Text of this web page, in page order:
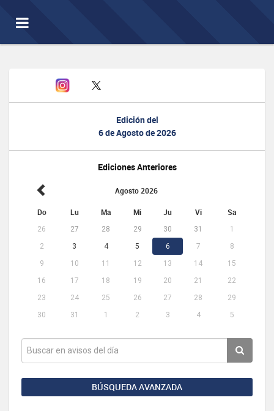
Toggle
navigation
Edición del
6 de Agosto de 2026
Ediciones Anteriores
Agosto 2026
Do Lu Ma Mi Ju Vi Sa
26 27 28 29 30 31
1
2
3 4 5 6 7
8
9
10 11 12 13 14
15
16
17 18 19 20 21
22
23
24 25 26 27 28
29
30
31 1 2 3 4 5
BÚSQUEDA AVANZADA